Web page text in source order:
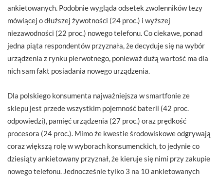
ankietowanych. Podobnie wygląda odsetek zwolenników tezy
mówiącej o dłuższej żywotności (24 proc.) i wyższej
niezawodności (22 proc.) nowego telefonu. Co ciekawe, ponad
jedna piąta respondentów przyznała, że decyduje się na wybór
urządzenia z rynku pierwotnego, ponieważ dużą wartość ma dla
nich sam fakt posiadania nowego urządzenia.
Dla polskiego konsumenta najważniejsza w smartfonie ze
sklepu jest przede wszystkim pojemność baterii (42 proc.
odpowiedzi), pamięć urządzenia (27 proc.) oraz prędkość
procesora (24 proc.). Mimo że kwestie środowiskowe odgrywają
coraz większą rolę w wyborach konsumenckich, to jedynie co
dziesiąty ankietowany przyznał, że kieruje się nimi przy zakupie
nowego telefonu. Jednocześnie tylko 3 na 10 ankietowanych